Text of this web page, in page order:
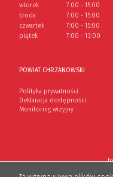
wtorek
7:00 - 15:00
środa
7:00 - 15:00
czwartek
7:00 - 15:00
piątek
7:00 - 13:00
POWIAT CHRZANOWSKI
Polityka prywatności
Deklaracja dostępności
Monitoring wizyjny